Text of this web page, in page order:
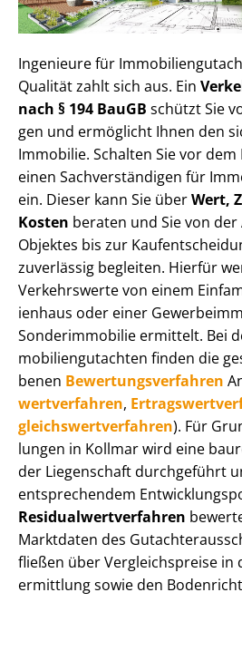
Ingenieure für
Qualität zahlt sich aus. Ein
nach § 194 BauGB schützt Sie
gen und ermöglicht Ihnen den
Immobilie. Schalten Sie vor dem
einen Sach­ver­stän­di­gen für
ein. Dieser kann Sie überWert,
Kosten beraten und Sie von der
Objektes bis zur
zuverlässig begleiten. Hierfür
Verkehrswerte von einem
i­en­haus oder einer
Sonderimmobilie ermittelt. Bei
mo­bi­li­en­gut­ach­ten finden die
be­nen Be­wer­tungs­ver­fah­ren
wert­ver­fah­ren,
gleichs­wert­ver­fah­ren). Für
lun­gen in Kollmar wird eine
der Liegenschaft durchgeführt
entsprechendem
Re­si­du­al­wert­ver­fah­ren
Marktdaten des
fließen über Ver­gleichs­prei­se
ermitt­lung sowie den